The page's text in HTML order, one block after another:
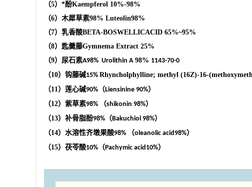
（5）*酚Kaempferol 10%-98%
（6）木犀草素98% Luteolin98%
（7）乳香酸BETA-BOSWELLICACID 65%~95%
（8）匙羹藤Gymnema Extract 25%
（9）尿石素A98% Urolithin A98% 1143-70-0
（10）钩藤碱15% Rhyncholphylline; methyl (16Z)-16-
（11）莲心碱90% （Liensinine 90%）
（12）紫草素98% （shikonin 98%）
（13）补骨脂酚98% （Bakuchiol 98%）
（14）水溶性齐墩果酸98% （oleanolic acid98%）
（15）茯苓酸10% （Pachymic acid10%）